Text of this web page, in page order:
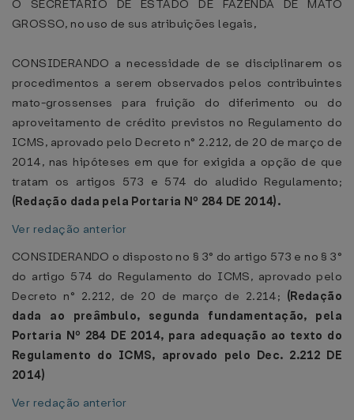
O SECRETÁRIO DE ESTADO DE FAZENDA DE MATO
GROSSO, no uso de sus atribuições legais,
CONSIDERANDO a necessidade de se disciplinarem os
procedimentos a serem observados pelos contribuintes
mato-grossenses para fruição do diferimento ou do
aproveitamento de crédito previstos no Regulamento do
ICMS, aprovado pelo Decreto n° 2.212, de 20 de março de
2014, nas hipóteses em que for exigida a opção de que
tratam os artigos 573 e 574 do aludido Regulamento;
(Redação dada pela Portaria Nº 284 DE 2014).
Ver redação anterior
CONSIDERANDO o disposto no § 3° do artigo 573 e no § 3°
do artigo 574 do Regulamento do ICMS, aprovado pelo
Decreto n° 2.212, de 20 de março de 2.214; (Redação
dada ao preâmbulo, segunda fundamentação, pela
Portaria Nº 284 DE 2014, para adequação ao texto do
Regulamento do ICMS, aprovado pelo Dec. 2.212 DE
2014)
Ver redação anterior